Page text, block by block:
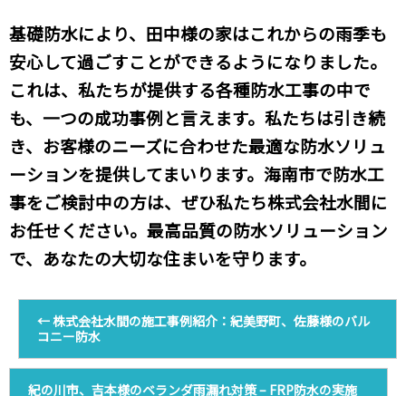
基礎防水により、田中様の家はこれからの雨季も
安心して過ごすことができるようになりました。
これは、私たちが提供する各種防水工事の中で
も、一つの成功事例と言えます。私たちは引き続
き、お客様のニーズに合わせた最適な防水ソリュ
ーションを提供してまいります。海南市で防水工
事をご検討中の方は、ぜひ私たち株式会社水間に
お任せください。最高品質の防水ソリューション
で、あなたの大切な住まいを守ります。
←株式会社水間の施工事例紹介：紀美野町、佐藤様のバル
コニー防水
紀の川市、吉本様のベランダ雨漏れ対策 – FRP防水の実施